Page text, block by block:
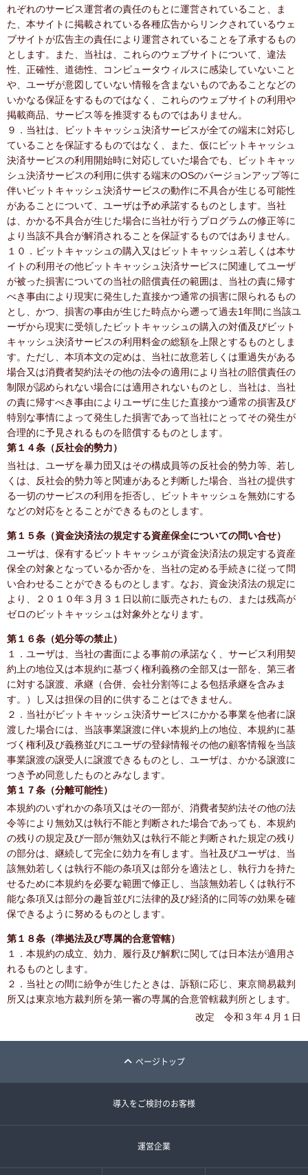
れぞれのサービス運営者の責任のもとに運営されていること、ま
た、本サイトに掲載されている各種広告からリンクされているウェ
ブサイトが広告主の責任により運営されていることを了承するもの
とします。また、当社は、これらのウェブサイトについて、違法
性、正確性、道徳性、コンピュータウィルスに感染していないこと
や、ユーザが意図していない情報を含まないものであることなどの
いかなる保証をするものではなく、これらのウェブサイトの利用や
掲載商品、サービス等を推奨するものではありません。
９．当社は、ビットキャッシュ決済サービスが全ての端末に対応し
ていることを保証するものではなく、また、仮にビットキャッシュ
決済サービスの利用開始時に対応していた場合でも、ビットキャッ
シュ決済サービスの利用に供する端末のOSのバージョンアップ等に
伴いビットキャッシュ決済サービスの動作に不具合が生じる可能性
があることについて、ユーザは予め承諾するものとします。当社
は、かかる不具合が生じた場合に当社が行うプログラムの修正等に
より当該不具合が解消されることを保証するものではありません。
１０．ビットキャッシュの購入又はビットキャッシュ若しくは本サ
イトの利用その他ビットキャッシュ決済サービスに関連してユーザ
が被った損害についての当社の賠償責任の範囲は、当社の責に帰す
べき事由により現実に発生した直接かつ通常の損害に限られるもの
とし、かつ、損害の事由が生じた時点から遡って過去1年間に当該ユ
ーザから現実に受領したビットキャッシュの購入の対価及びビット
キャッシュ決済サービスの利用料金の総額を上限とするものとしま
す。ただし、本項本文の定めは、当社に故意若しくは重過失がある
場合又は消費者契約法その他の法令の適用により当社の賠償責任の
制限が認められない場合には適用されないものとし、当社は、当社
の責に帰すべき事由によりユーザに生じた直接かつ通常の損害及び
特別な事情によって発生した損害であって当社にとってその発生が
合理的に予見されるものを賠償するものとします。
第１４条（反社会的勢力）
当社は、ユーザを暴力団又はその構成員等の反社会的勢力等、若し
くは、反社会的勢力等と関連があると判断した場合、当社の提供す
る一切のサービスの利用を拒否し、ビットキャッシュを無効にする
などの対応をとることができるものとします。
第１５条（資金決済法の規定する資産保全についての問い合せ）
ユーザは、保有するビットキャッシュが資金決済法の規定する資産
保全の対象となっているか否かを、当社の定める手続きに従って問
い合わせることができるものとします。なお、資金決済法の規定に
より、２０１０年３月３１日以前に販売されたもの、または残高が
ゼロのビットキャッシュは対象外となります。
第１６条（処分等の禁止）
１．ユーザは、当社の書面による事前の承諾なく、サービス利用契
約上の地位又は本規約に基づく権利義務の全部又は一部を、第三者
に対する譲渡、承継（合併、会社分割等による包括承継を含みま
す。）し又は担保の目的に供することはできません。
２．当社がビットキャッシュ決済サービスにかかる事業を他者に譲
渡した場合には、当該事業譲渡に伴い本規約上の地位、本規約に基
づく権利及び義務並びにユーザの登録情報その他の顧客情報を当該
事業譲渡の譲受人に譲渡できるものとし、ユーザは、かかる譲渡に
つき予め同意したものとみなします。
第１７条（分離可能性）
本規約のいずれかの条項又はその一部が、消費者契約法その他の法
令等により無効又は執行不能と判断された場合であっても、本規約
の残りの規定及び一部が無効又は執行不能と判断された規定の残り
の部分は、継続して完全に効力を有します。当社及びユーザは、当
該無効若しくは執行不能の条項又は部分を適法とし、執行力を持た
せるために本規約を必要な範囲で修正し、当該無効若しくは執行不
能な条項又は部分の趣旨並びに法律的及び経済的に同等の効果を確
保できるように努めるものとします。
第１８条（準拠法及び専属的合意管轄）
１．本規約の成立、効力、履行及び解釈に関しては日本法が適用さ
れるものとします。
２．当社との間に紛争が生じたときは、訴額に応じ、東京簡易裁判
所又は東京地方裁判所を第一審の専属的合意管轄裁判所とします。
改定 令和３年４月１日
ページトップ
導入をご検討のお客様
運営企業